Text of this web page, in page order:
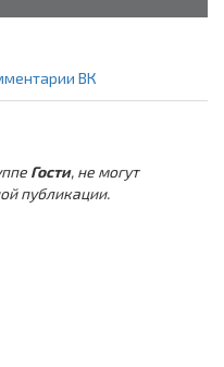
ВК
Гости, не могут
публикации.